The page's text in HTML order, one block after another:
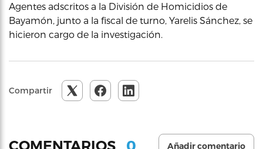
Agentes adscritos a la División de Homicidios de
Bayamón, junto a la fiscal de turno, Yarelis Sánchez, se
hicieron cargo de la investigación.
Compartir
COMENTARIOS 0 Añadir comentario